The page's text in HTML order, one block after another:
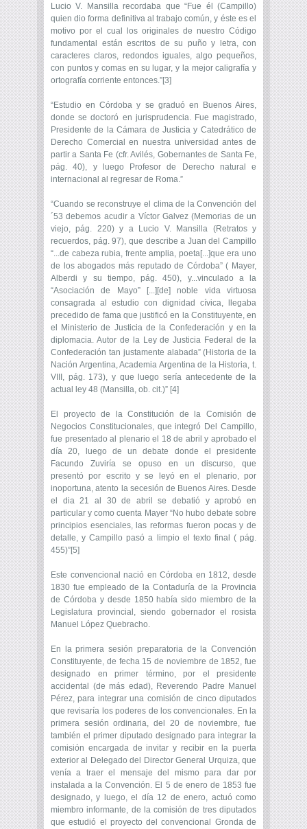
Lucio V. Mansilla recordaba que “Fue él (Campillo)
quien dio forma definitiva al trabajo común, y éste es el
motivo por el cual los originales de nuestro Código
fundamental están escritos de su puño y letra, con
caracteres claros, redondos iguales, algo pequeños,
con puntos y comas en su lugar, y la mejor caligrafía y
ortografía corriente entonces.”[3]
“Estudio en Córdoba y se graduó en Buenos Aires,
donde se doctoró en jurisprudencia. Fue magistrado,
Presidente de la Cámara de Justicia y Catedrático de
Derecho Comercial en nuestra universidad antes de
partir a Santa Fe (cfr. Avilés, Gobernantes de Santa Fe,
pág. 40), y luego Profesor de Derecho natural e
internacional al regresar de Roma.”
“Cuando se reconstruye el clima de la Convención del
´53 debemos acudir a Víctor Galvez (Memorias de un
viejo, pág. 220) y a Lucio V. Mansilla (Retratos y
recuerdos, pág. 97), que describe a Juan del Campillo
“...de cabeza rubia, frente amplia, poeta[...]que era uno
de los abogados más reputado de Córdoba” ( Mayer,
Alberdi y su tiempo, pág. 450), y...vinculado a la
“Asociación de Mayo” [...][de] noble vida virtuosa
consagrada al estudio con dignidad cívica, llegaba
precedido de fama que justificó en la Constituyente, en
el Ministerio de Justicia de la Confederación y en la
diplomacia. Autor de la Ley de Justicia Federal de la
Confederación tan justamente alabada” (Historia de la
Nación Argentina, Academia Argentina de la Historia, t.
VIII, pág. 173), y que luego sería antecedente de la
actual ley 48 (Mansilla, ob. cit.)” [4]
El proyecto de la Constitución de la Comisión de
Negocios Constitucionales, que integró Del Campillo,
fue presentado al plenario el 18 de abril y aprobado el
día 20, luego de un debate donde el presidente
Facundo Zuviría se opuso en un discurso, que
presentó por escrito y se leyó en el plenario, por
inoportuna, atento la secesión de Buenos Aires. Desde
el dia 21 al 30 de abril se debatió y aprobó en
particular y como cuenta Mayer “No hubo debate sobre
principios esenciales, las reformas fueron pocas y de
detalle, y Campillo pasó a limpio el texto final ( pág.
455)”[5]
Este convencional nació en Córdoba en 1812, desde
1830 fue empleado de la Contaduría de la Provincia
de Córdoba y desde 1850 había sido miembro de la
Legislatura provincial, siendo gobernador el rosista
Manuel López Quebracho.
En la primera sesión preparatoria de la Convención
Constituyente, de fecha 15 de noviembre de 1852, fue
designado en primer término, por el presidente
accidental (de más edad), Reverendo Padre Manuel
Pérez, para integrar una comisión de cinco diputados
que revisaría los poderes de los convencionales. En la
primera sesión ordinaria, del 20 de noviembre, fue
también el primer diputado designado para integrar la
comisión encargada de invitar y recibir en la puerta
exterior al Delegado del Director General Urquiza, que
venía a traer el mensaje del mismo para dar por
instalada a la Convención. El 5 de enero de 1853 fue
designado, y luego, el día 12 de enero, actuó como
miembro informante, de la comisión de tres diputados
que estudió el proyecto del convencional Gronda de